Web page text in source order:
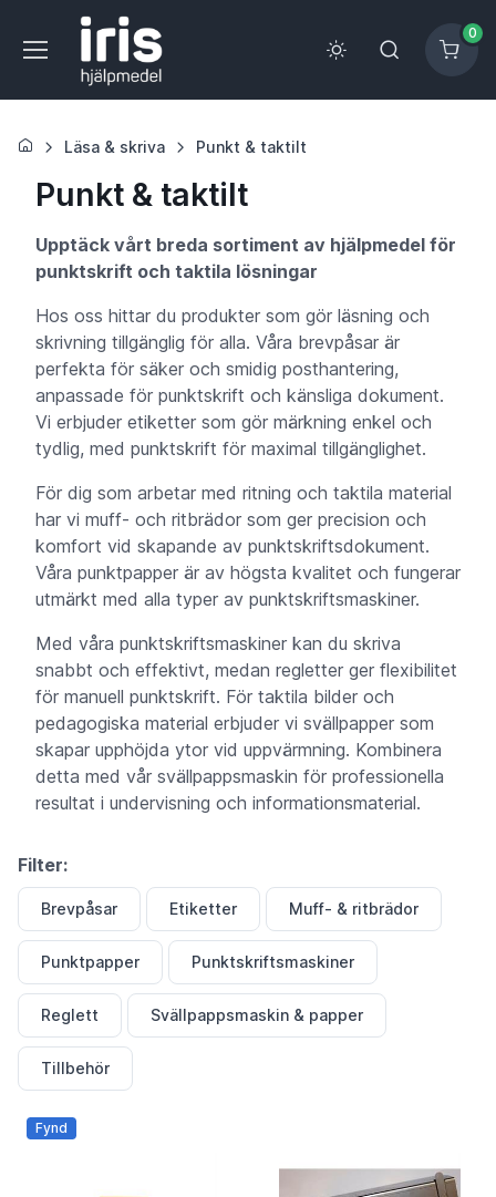
0
Läsa & skriva Punkt & taktilt
Punkt & taktilt
Upptäck vårt breda sortiment av hjälpmedel för
punktskrift och taktila lösningar
Hos oss hittar du produkter som gör läsning och
skrivning tillgänglig för alla. Våra brevpåsar är
perfekta för säker och smidig posthantering,
anpassade för punktskrift och känsliga dokument.
Vi erbjuder etiketter som gör märkning enkel och
tydlig, med punktskrift för maximal tillgänglighet.
För dig som arbetar med ritning och taktila material
har vi muff- och ritbrädor som ger precision och
komfort vid skapande av punktskriftsdokument.
Våra punktpapper är av högsta kvalitet och fungerar
utmärkt med alla typer av punktskriftsmaskiner.
Med våra punktskriftsmaskiner kan du skriva
snabbt och effektivt, medan regletter ger flexibilitet
för manuell punktskrift. För taktila bilder och
pedagogiska material erbjuder vi svällpapper som
skapar upphöjda ytor vid uppvärmning. Kombinera
detta med vår svällpappsmaskin för professionella
resultat i undervisning och informationsmaterial.
Filter:
Brevpåsar Etiketter Muff- & ritbrädor
Punktpapper Punktskriftsmaskiner
Reglett Svällpappsmaskin & papper
Tillbehör
Fynd